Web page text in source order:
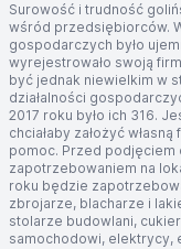
Surowość i trudność
wśród przedsiębiorców.
gospodarczych było
wyrejestrowało swoją
być jednak niewielkim w
działalności
2017 roku było ich 316.
chciałaby założyć
pomoc. Przed podjęciem
zapotrzebowaniem na
roku będzie
zbrojarze, blacharze i
stolarze budowlani,
samochodowi, elektrycy,